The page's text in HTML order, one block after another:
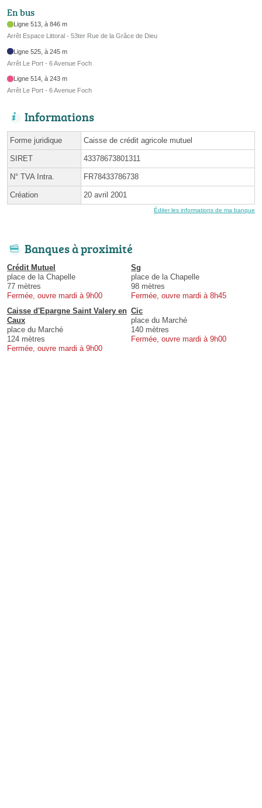
En bus
Ligne 513, à 846 m
Arrêt Espace Littoral - 53ter Rue de la Grâce de Dieu
Ligne 525, à 245 m
Arrêt Le Port - 6 Avenue Foch
Ligne 514, à 243 m
Arrêt Le Port - 6 Avenue Foch
Informations
Forme juridique Caisse de crédit agricole mutuel
SIRET 43378673801311
N° TVA Intra. FR78433786738
Création 20 avril 2001
Éditer les informations de ma banque
Banques à proximité
Crédit Mutuel
place de la Chapelle
77 mètres
Fermée, ouvre mardi à 9h00
Sg
place de la Chapelle
98 mètres
Fermée, ouvre mardi à 8h45
Caisse d'Epargne Saint Valery en
Caux
place du Marché
124 mètres
Fermée, ouvre mardi à 9h00
Cic
place du Marché
140 mètres
Fermée, ouvre mardi à 9h00